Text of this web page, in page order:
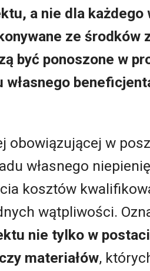
a nie dla każdego
ze środków
być ponoszone w
własnego
obowiązującej w
własnego
kosztów
wątpliwości.
nie tylko w
materiałów,